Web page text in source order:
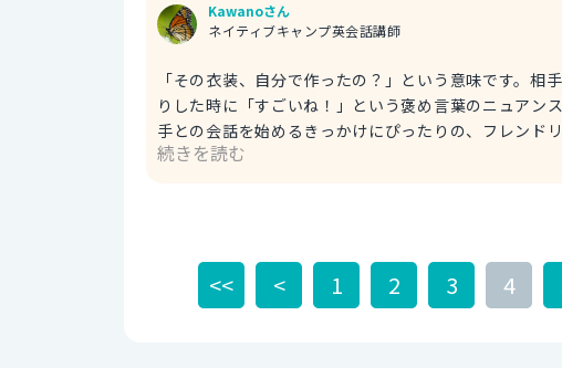
Kawanoさん
ネイティブキャンプ英会話講師
「その衣装、自分で作ったの？」という意味です。
りした時に「すごいね！」という褒め言葉のニュアン
手との会話を始めるきっかけにぴったりの、フレンドリーな一言です。 Wow,
Did you make your costume yourself? うわー、すごい衣装
yourself? わあ、すごく凝った衣装だね！自分で作った
続きを読む
<< < 1 2 3 4